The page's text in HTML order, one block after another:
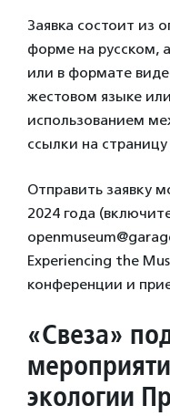
Заявка состоит из
форме на русском,
или в формате
жестовом языке
использованием
ссылки на
Отправить заявку
2024 года
Experiencing the
конференции и
«Свеза»
экологии